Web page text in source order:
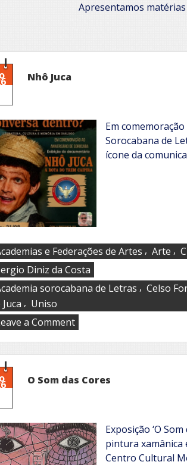
Apresentamos
Nhô Juca
Em
Sorocabana de
ícone da
e Federações de Artes , Arte ,
Diniz da Costa
sorocabana de Letras , Celso
, Uniso
a Commenton
Nhô
Juca
O Som das Cores
Exposição ‘O
pintura xamânica
Centro Cultural